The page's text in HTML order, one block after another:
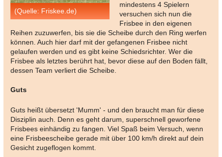
(Quelle: Friskee.de)
mindestens 4 Spielern
versuchen sich nun die
Frisbee in den eigenen
Reihen zuzuwerfen, bis sie die Scheibe durch den Ring werfen
können. Auch hier darf mit der gefangenen Frisbee nicht
gelaufen werden und es gibt keine Schiedsrichter. Wer die
Frisbee als letztes berührt hat, bevor diese auf den Boden fällt,
dessen Team verliert die Scheibe.
Guts
Guts heißt übersetzt 'Mumm' - und den braucht man für diese
Disziplin auch. Denn es geht darum, superschnell geworfene
Frisbees einhändig zu fangen. Viel Spaß beim Versuch, wenn
eine Frisbeescheibe gerade mit über 100 km/h direkt auf dein
Gesicht zugeflogen kommt.